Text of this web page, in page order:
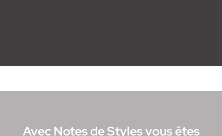
Avec Notes de Styles vous êtes